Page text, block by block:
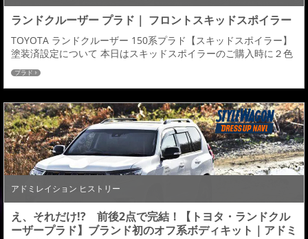
ランドクルーザー プラド｜ フロントスキッドスポイラー
TOYOTA ランドクルーザー 150系プラド【スキッドスポイラー】
塗装済設定について 本日はスキッドスポイラーのご購入時に２色
塗分け塗装で悩まれている皆様に ご購入時の参考になればと思
い、過去にご注文をいただいている塗分けパターンや 白や黒の車
体に似合いそうなパターンにてイメージ画像を作成させていただ
きました。 フロントハーフの２色塗分け塗装についてアドミレイ
ションでは現在 【Aタイプ】と【Bタ...
プラド
アドミレイション ヒストリー
え、それだけ!? 前後2点で完結！【トヨタ・ランドクル
ーザープラド】ブランド初のオフ系ボディキット｜アドミ